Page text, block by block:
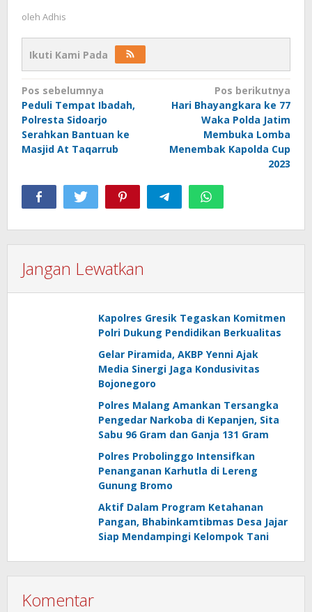
oleh Adhis
Ikuti Kami Pada
Navigasi
pos
Pos sebelumnya
Peduli Tempat Ibadah,
Polresta Sidoarjo
Serahkan Bantuan ke
Masjid At Taqarrub
Pos berikutnya
Hari Bhayangkara ke 77
Waka Polda Jatim
Membuka Lomba
Menembak Kapolda Cup
2023
Jangan Lewatkan
Kapolres Gresik Tegaskan Komitmen
Polri Dukung Pendidikan Berkualitas
Gelar Piramida, AKBP Yenni Ajak
Media Sinergi Jaga Kondusivitas
Bojonegoro
Polres Malang Amankan Tersangka
Pengedar Narkoba di Kepanjen, Sita
Sabu 96 Gram dan Ganja 131 Gram
Polres Probolinggo Intensifkan
Penanganan Karhutla di Lereng
Gunung Bromo
Aktif Dalam Program Ketahanan
Pangan, Bhabinkamtibmas Desa Jajar
Siap Mendampingi Kelompok Tani
Komentar